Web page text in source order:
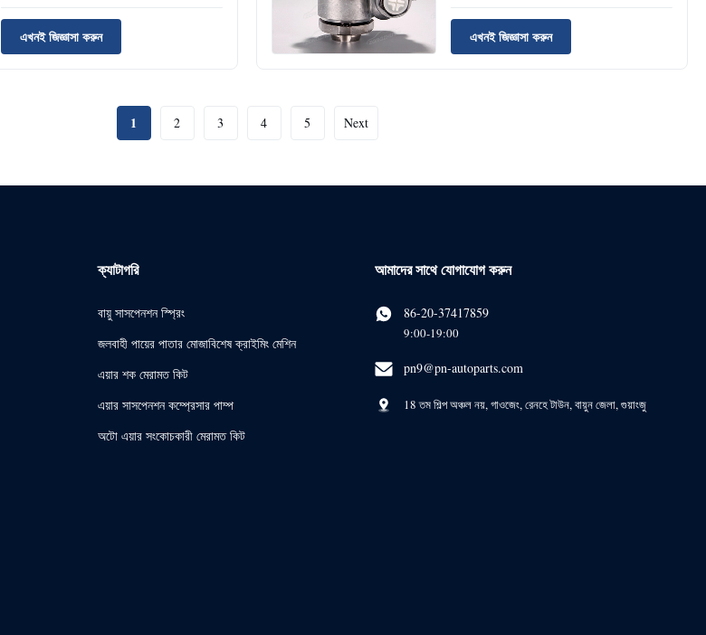
Power Steering Pump OEM No.:
0024661001/0024661001 Model No.:
0024661001/0024661001 Product
এখনই জিজ্ঞাসা করুন
Power Steering Pump OEM No.:
8N0145154A Model No.: 8N0145154A
Product Condition: Brand New Warranty
এখনই জিজ্ঞাসা করুন
1 2 3 4 5 Next
ক্যাটাগরি
বায়ু সাসপেনশন স্প্রিং
জলবাহী পায়ের পাতার মোজাবিশেষ ক্রাইমিং মেশিন
এয়ার শক মেরামত কিট
এয়ার সাসপেনশন কম্প্রেসার পাম্প
অটো এয়ার সংকোচকারী মেরামত কিট
আমাদের সাথে যোগাযোগ করুন
86-20-37417859
9:00-19:00
pn9@pn-autoparts.com
18 তম শিল্প অঞ্চল নয়, গাওজেং, রেনহে টাউন, বায়ুন জেলা, গুয়াংজু